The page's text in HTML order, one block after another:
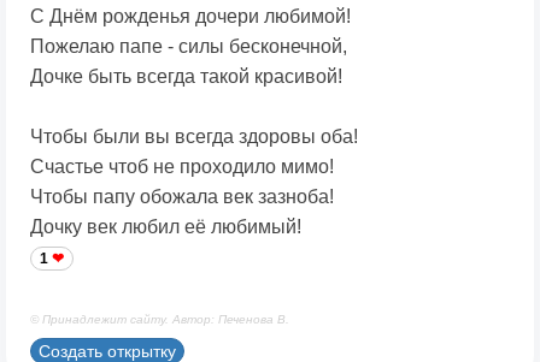
С Днём рожденья дочери любимой!
Пожелаю папе - силы бесконечной,
Дочке быть всегда такой красивой!
Чтобы были вы всегда здоровы оба!
Счастье чтоб не проходило мимо!
Чтобы папу обожала век зазноба!
Дочку век любил её любимый!
1
© Принадлежит сайту. Автор: Печенова В.
Создать открытку